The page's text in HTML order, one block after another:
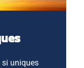
si uniques